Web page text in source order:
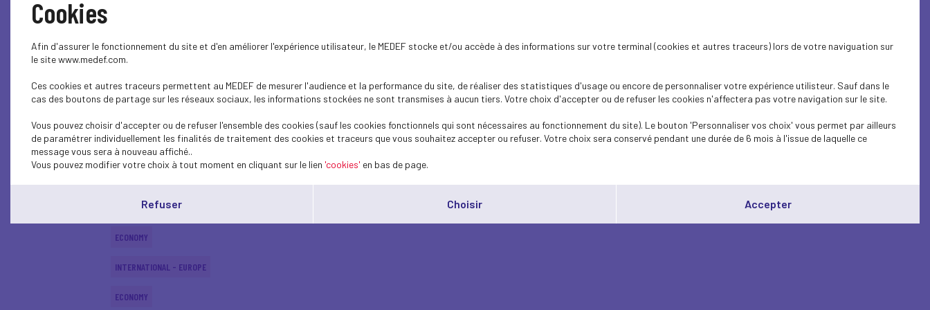
INTERNATIONAL - EUROPE
ECONOMY
ECONOMY
ECONOMY
ECONOMY
INTERNATIONAL - EUROPE
ECONOMY
Cookies
Afin d'assurer le fonctionnement du site et d'en améliorer l'expérience utilisateur, le MEDEF stocke et/ou accède à des informations sur votre terminal (cookies et autres traceurs) lors de votre naviguation sur
le site www.medef.com.
Ces cookies et autres traceurs permettent au MEDEF de mesurer l'audience et la performance du site, de réaliser des statistiques d'usage ou encore de personnaliser votre expérience utilisteur. Sauf dans le
cas des boutons de partage sur les réseaux sociaux, les informations stockées ne sont transmises à aucun tiers. Votre choix d'accepter ou de refuser les cookies n'affectera pas votre navigation sur le site.
Vous pouvez choisir d'accepter ou de refuser l'ensemble des cookies (sauf les cookies fonctionnels qui sont nécessaires au fonctionnement du site). Le bouton 'Personnaliser vos choix' vous permet par ailleurs
de paramétrer individuellement les finalités de traitement des cookies et traceurs que vous souhaitez accepter ou refuser. Votre choix sera conservé pendant une durée de 6 mois à l'issue de laquelle ce
message vous sera à nouveau affiché..
Vous pouvez modifier votre choix à tout moment en cliquant sur le lien 'cookies' en bas de page.
Refuser Choisir Accepter